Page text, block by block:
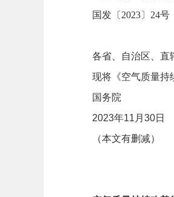
国发〔2023〕24号
各省、自治区、直
现将《空气质量持
国务
2023年11
（本文有删减）